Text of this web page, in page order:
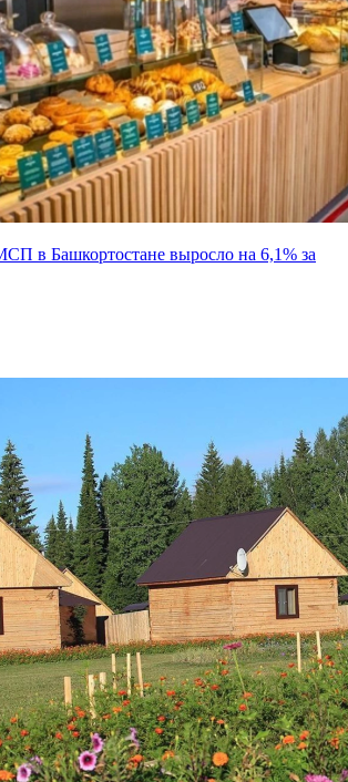
в Башкортостане выросло на 6,1% за